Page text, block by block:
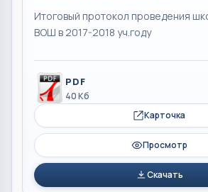
Итоговый протокол проведения
ВОШ в 2017-2018 уч.году
PDF
40 Кб
Карточка
Просмотр
Скачать